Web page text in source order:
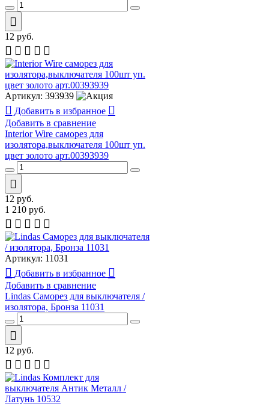
12 руб.
Артикул: 393939
Добавить в избранное
Добавить в сравнение
Interior Wire cаморез для
изолятора,выключателя 100шт уп.
цвет золото арт.00393939
12 руб.
1 210 руб.
Артикул: 11031
Добавить в избранное
Добавить в сравнение
Lindas Саморез для выключателя /
изолятора, Бронза 11031
12 руб.